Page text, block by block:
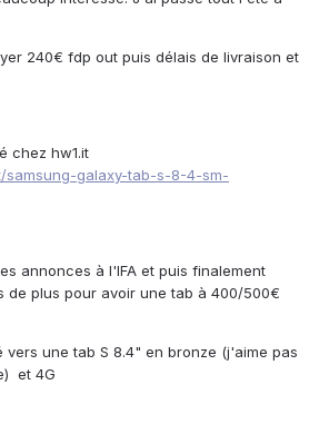
240€ fdp out puis délais de livraison et
chez hw1.it
samsung-galaxy-tab-s-8-4-sm-
annonces à l'IFA et puis finalement
de plus pour avoir une tab à 400/500€
vers une tab S 8.4" en bronze (j'aime pas
et 4G